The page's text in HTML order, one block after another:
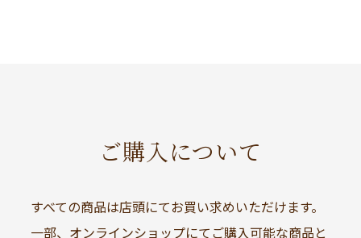
ご購入について
すべての商品は店頭にてお買い求めいただけます。
一部、オンラインショップにてご購入可能な商品と